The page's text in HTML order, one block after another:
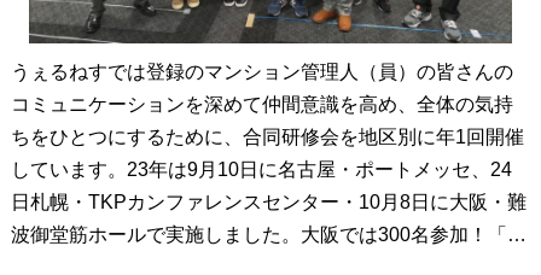
うぇるねすでは登録のマンション管理人（員）の皆さんの
コミュニケーションを深めて仲間意識を高め、全体の気持
ちをひとつにするために、合同研修会を地区別に年1回開催
しています。23年は9月10日に名古屋・ポートメッセ、24
日札幌・TKPカンファレンスセンター・10月8日に大阪・難
波御堂筋ホールで実施しました。大阪では300名参加！「う